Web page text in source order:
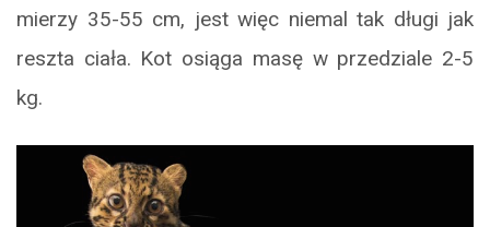
mierzy 35-55 cm, jest więc niemal tak długi jak
reszta ciała. Kot osiąga masę w przedziale 2-5
kg.